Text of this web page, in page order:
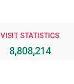
VISIT STATISTICS
8,808,214